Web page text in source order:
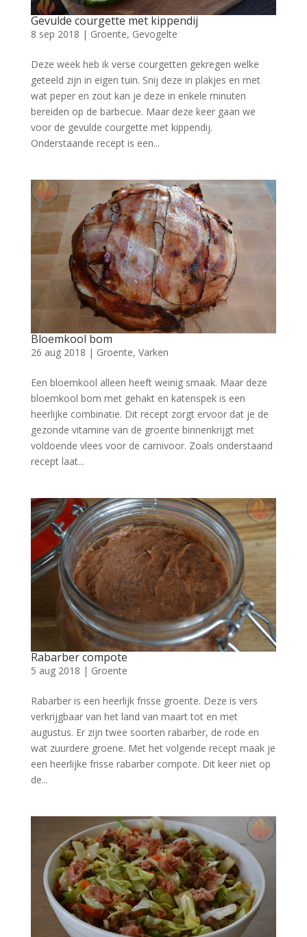
Gevulde courgette met kippendij
8 sep 2018 | Groente, Gevogelte
Deze week heb ik verse courgetten gekregen welke
geteeld zijn in eigen tuin. Snij deze in plakjes en met
wat peper en zout kan je deze in enkele minuten
bereiden op de barbecue. Maar deze keer gaan we
voor de gevulde courgette met kippendij.
Onderstaande recept is een...
Bloemkool bom
26 aug 2018 | Groente, Varken
Een bloemkool alleen heeft weinig smaak. Maar deze
bloemkool bom met gehakt en katenspek is een
heerlijke combinatie. Dit recept zorgt ervoor dat je de
gezonde vitamine van de groente binnenkrijgt met
voldoende vlees voor de carnivoor. Zoals onderstaand
recept laat...
Rabarber compote
5 aug 2018 | Groente
Rabarber is een heerlijk frisse groente. Deze is vers
verkrijgbaar van het land van maart tot en met
augustus. Er zijn twee soorten rabarber, de rode en
wat zuurdere groene. Met het volgende recept maak je
een heerlijke frisse rabarber compote. Dit keer niet op
de...